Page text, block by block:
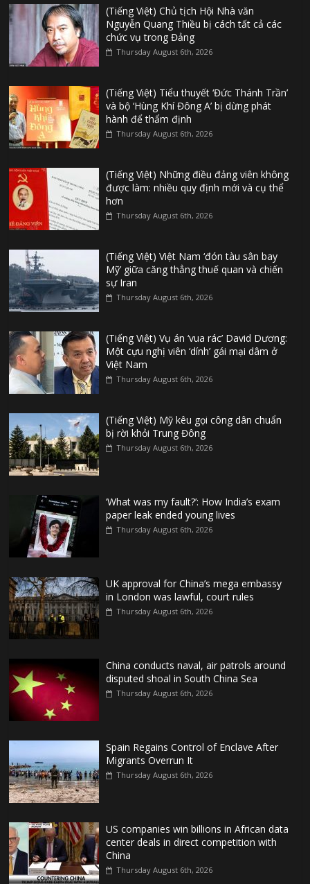
(Tiếng Việt) Chủ tịch Hội Nhà văn
Nguyễn Quang Thiều bị cách tất cả các
chức vụ trong Đảng
Thursday August 6th, 2026
(Tiếng Việt) Tiểu thuyết ‘Đức Thánh Trần’
và bộ ‘Hùng Khí Đông A’ bị dừng phát
hành để thẩm định
Thursday August 6th, 2026
(Tiếng Việt) Những điều đảng viên không
được làm: nhiều quy định mới và cụ thể
hơn
Thursday August 6th, 2026
(Tiếng Việt) Việt Nam ‘đón tàu sân bay
Mỹ’ giữa căng thẳng thuế quan và chiến
sự Iran
Thursday August 6th, 2026
(Tiếng Việt) Vụ án ‘vua rác’ David Dương:
Một cựu nghị viên ‘dính’ gái mại dâm ở
Việt Nam
Thursday August 6th, 2026
(Tiếng Việt) Mỹ kêu gọi công dân chuẩn
bị rời khỏi Trung Đông
Thursday August 6th, 2026
‘What was my fault?’: How India’s exam
paper leak ended young lives
Thursday August 6th, 2026
UK approval for China’s mega embassy
in London was lawful, court rules
Thursday August 6th, 2026
China conducts naval, air patrols around
disputed shoal in South China Sea
Thursday August 6th, 2026
Spain Regains Control of Enclave After
Migrants Overrun It
Thursday August 6th, 2026
US companies win billions in African data
center deals in direct competition with
China
Thursday August 6th, 2026